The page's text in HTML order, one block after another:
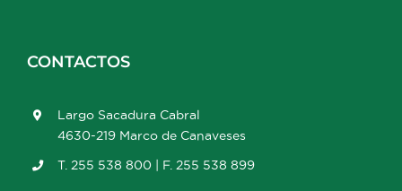
CONTACTOS
Largo Sacadura Cabral
4630-219 Marco de Canaveses
T. 255 538 800 | F. 255 538 899